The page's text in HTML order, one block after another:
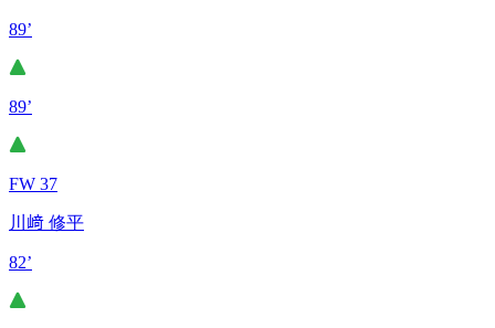
89’
89’
FW 37
川﨑 修平
82’